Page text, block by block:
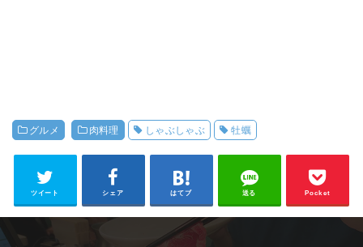
グルメ 肉料理 しゃぶしゃぶ 牡蠣
ツイート シェア はてブ 送る Pocket